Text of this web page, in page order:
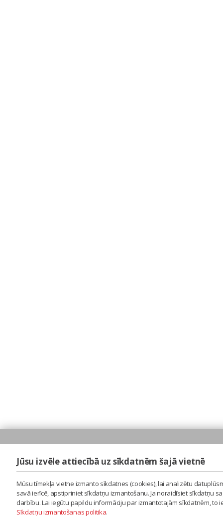
Jūsu izvēle attiecībā uz sīkdatnēm šajā vietnē
Mūsu tīmekļa vietne izmanto sīkdatnes (cookies), lai analizētu
savā ierīcē, apstipriniet sīkdatņu izmantošanu. Ja noraidīsiet sīkdatņu
darbību. Lai iegūtu papildu informāciju par izmantotajām sīkdatnēm,
Sīkdatņu izmantošanas politika.